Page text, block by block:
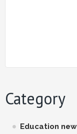
Category
Education